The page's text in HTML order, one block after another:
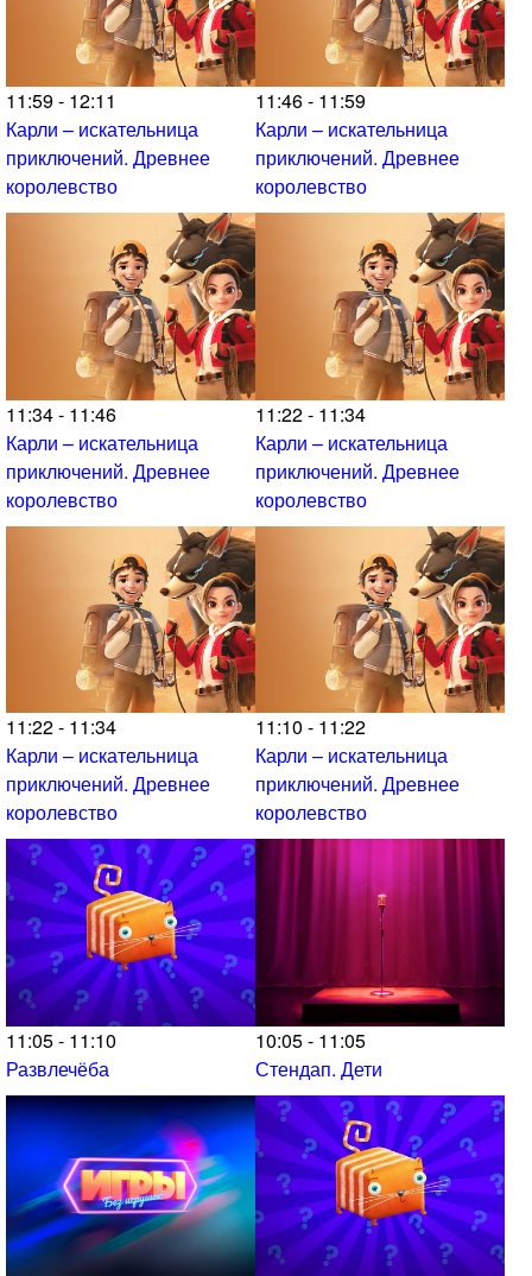
11:59 - 12:11
Карли – искательница
приключений. Древнее
королевство
11:46 - 11:59
Карли – искательница
приключений. Древнее
королевство
11:34 - 11:46
Карли – искательница
приключений. Древнее
королевство
11:22 - 11:34
Карли – искательница
приключений. Древнее
королевство
11:22 - 11:34
Карли – искательница
приключений. Древнее
королевство
11:10 - 11:22
Карли – искательница
приключений. Древнее
королевство
11:05 - 11:10
Развлечёба
10:05 - 11:05
Стендап. Дети